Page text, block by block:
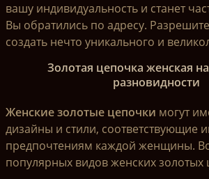
вашу индивидуальность и станет
Вы обратились по адресу.
создать нечто уникального и
Золотая цепочка женская
разновидности
Женские золотые цепочки могут
дизайны и стили, соответствующие
предпочтениям каждой женщины.
популярных видов женских золотых